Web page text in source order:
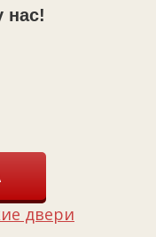
нас!